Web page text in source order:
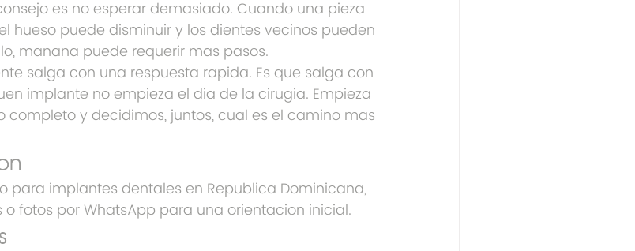
es no esperar demasiado. Cuando una pieza
hueso puede disminuir y los dientes vecinos pueden
manana puede requerir mas pasos.
salga con una respuesta rapida. Es que salga con
implante no empieza el dia de la cirugia. Empieza
y decidimos, juntos, cual es el camino mas
para implantes dentales en Republica Dominicana,
fotos por WhatsApp para una orientacion inicial.